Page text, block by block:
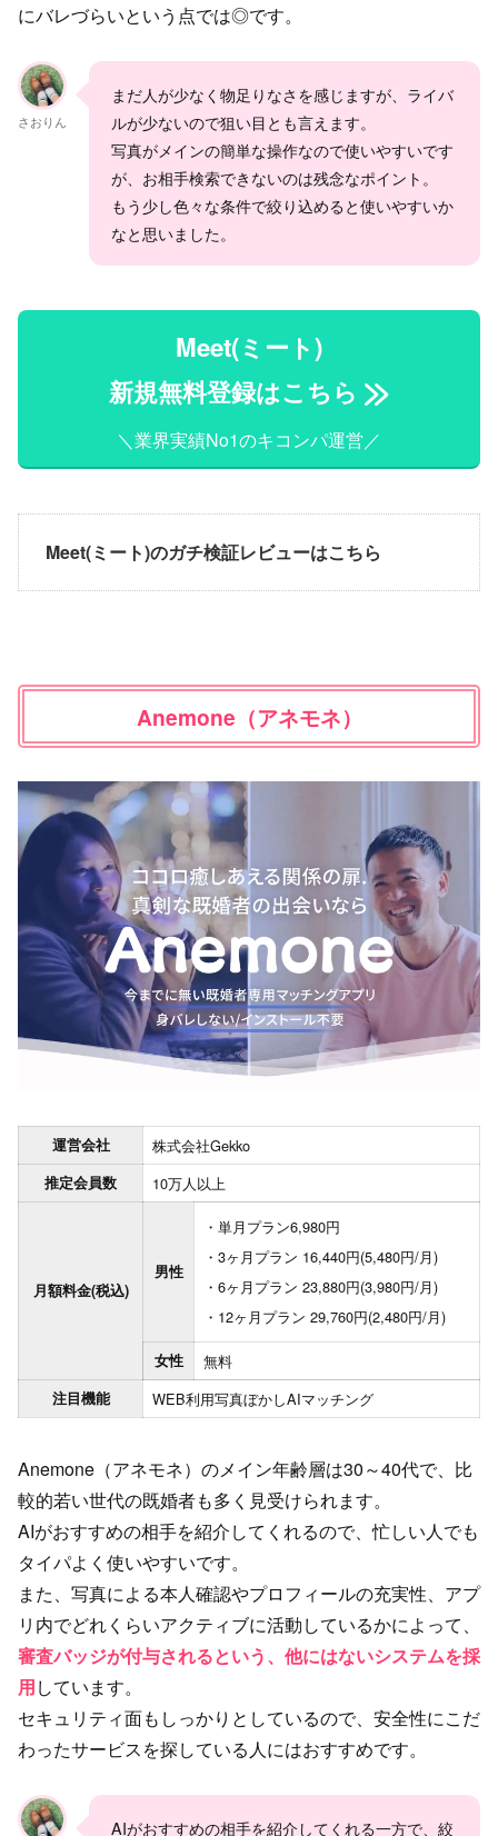
にバレづらいという点では◎です。
さおりん
まだ人が少なく物足りなさを感じますが、ライバ
ルが少ないので狙い目とも言えます。
写真がメインの簡単な操作なので使いやすいです
が、お相手検索できないのは残念なポイント。
もう少し色々な条件で絞り込めると使いやすいか
なと思いました。
Meet(ミート)
新規無料登録はこちら
＼業界実績No1のキコンパ運営／
Meet(ミート)のガチ検証レビューはこちら
Anemone（アネモネ）
運営会社 株式会社Gekko
推定会員数 10万人以上
月額料金(税込)
男性
単月プラン6,980円
3ヶ月プラン 16,440円(5,480円/月)
6ヶ月プラン 23,880円(3,980円/月)
12ヶ月プラン 29,760円(2,480円/月)
女性 無料
注目機能 WEB利用写真ぼかしAIマッチング
Anemone（アネモネ）のメイン年齢層は30～40代で、比
較的若い世代の既婚者も多く見受けられます。
AIがおすすめの相手を紹介してくれるので、忙しい人でも
タイパよく使いやすいです。
また、写真による本人確認やプロフィールの充実性、アプ
リ内でどれくらいアクティブに活動しているかによって、
審査バッジが付与されるという、他にはないシステムを採
用しています。
セキュリティ面もしっかりとしているので、安全性にこだ
わったサービスを探している人にはおすすめです。
AIがおすすめの相手を紹介してくれる一方で、絞